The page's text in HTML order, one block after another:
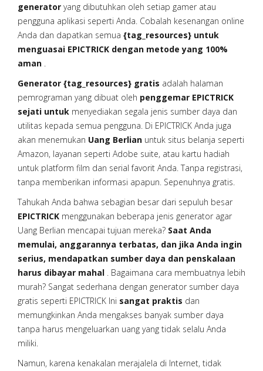
generator yang dibutuhkan oleh setiap gamer atau
pengguna aplikasi seperti Anda. Cobalah kesenangan online
Anda dan dapatkan semua {tag_resources} untuk
menguasai EPICTRICK dengan metode yang 100%
aman .
Generator {tag_resources} gratis adalah halaman
pemrograman yang dibuat oleh penggemar EPICTRICK
sejati untuk menyediakan segala jenis sumber daya dan
utilitas kepada semua pengguna. Di EPICTRICK Anda juga
akan menemukan Uang Berlian untuk situs belanja seperti
Amazon, layanan seperti Adobe suite, atau kartu hadiah
untuk platform film dan serial favorit Anda. Tanpa registrasi,
tanpa memberikan informasi apapun. Sepenuhnya gratis.
Tahukah Anda bahwa sebagian besar dari sepuluh besar
EPICTRICK menggunakan beberapa jenis generator agar
Uang Berlian mencapai tujuan mereka? Saat Anda
memulai, anggarannya terbatas, dan jika Anda ingin
serius, mendapatkan sumber daya dan penskalaan
harus dibayar mahal . Bagaimana cara membuatnya lebih
murah? Sangat sederhana dengan generator sumber daya
gratis seperti EPICTRICK Ini sangat praktis dan
memungkinkan Anda mengakses banyak sumber daya
tanpa harus mengeluarkan uang yang tidak selalu Anda
miliki.
Namun, karena kenakalan merajalela di Internet, tidak